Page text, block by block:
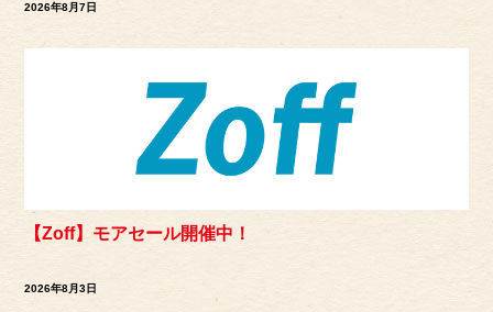
2026年8月7日
【Zoff】モアセール開催中！
2026年8月3日